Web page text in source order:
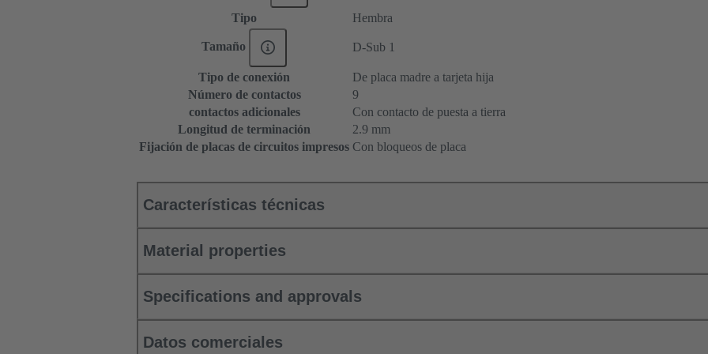
Tipo Hembra
Tamaño D-Sub 1
Tipo de conexión
De placa madre a tarjeta hija
Número de contactos
9
contactos adicionales
Con contacto de puesta a tierra
Longitud de terminación
2.9 mm
Fijación de placas de circuitos impresos Con bloqueos de placa
Características técnicas
Material properties
Specifications and approvals
Datos comerciales